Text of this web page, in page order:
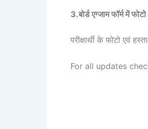
3.बोर्ड एग्जाम फॉर्म में
परीक्षार्थी के फोटो एवं
For all updates